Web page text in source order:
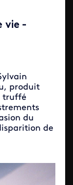
vie -
produit
truffé
du
de